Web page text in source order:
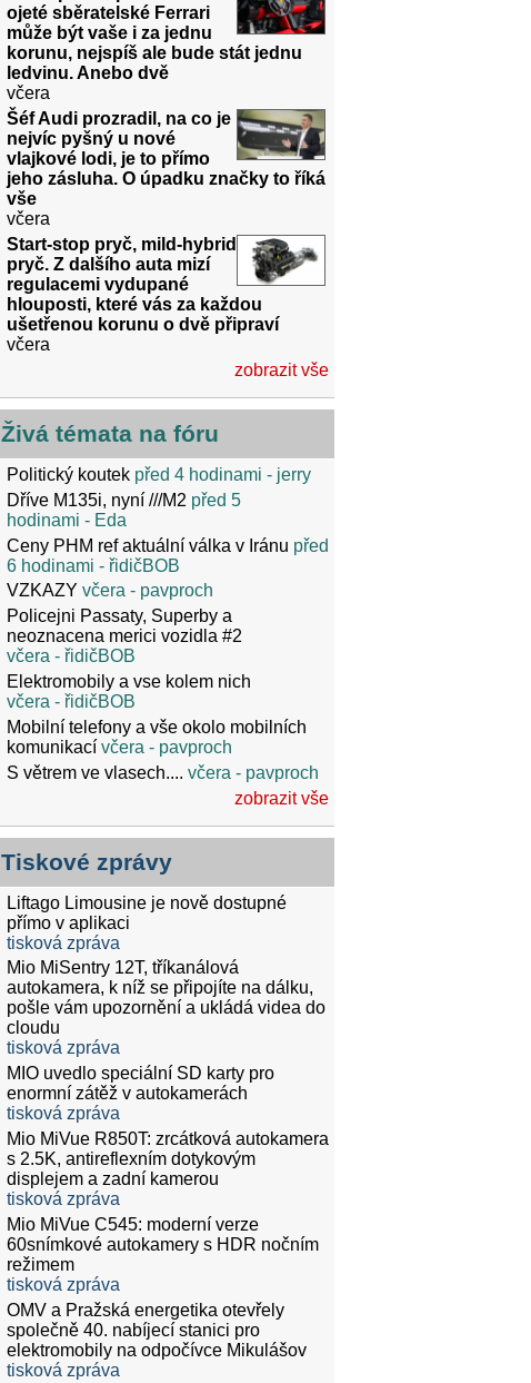
ojeté sběratelské Ferrari
může být vaše i za jednu
korunu, nejspíš ale bude stát jednu
ledvinu. Anebo dvě
včera
Šéf Audi prozradil, na co je
nejvíc pyšný u nové
vlajkové lodi, je to přímo
jeho zásluha. O úpadku značky to říká
vše
včera
Start-stop pryč, mild-hybrid
pryč. Z dalšího auta mizí
regulacemi vydupané
hlouposti, které vás za každou
ušetřenou korunu o dvě připraví
včera
zobrazit vše
Živá témata na fóru
Politický koutek před 4 hodinami - jerry
Dříve M135i, nyní ///M2 před 5
hodinami - Eda
Ceny PHM ref aktuální válka v Iránu před
6 hodinami - řidičBOB
VZKAZY včera - pavproch
Policejni Passaty, Superby a
neoznacena merici vozidla #2
včera - řidičBOB
Elektromobily a vse kolem nich
včera - řidičBOB
Mobilní telefony a vše okolo mobilních
komunikací včera - pavproch
S větrem ve vlasech.... včera - pavproch
zobrazit vše
Tiskové zprávy
Liftago Limousine je nově dostupné
přímo v aplikaci
tisková zpráva
Mio MiSentry 12T, tříkanálová
autokamera, k níž se připojíte na dálku,
pošle vám upozornění a ukládá videa do
cloudu
tisková zpráva
MIO uvedlo speciální SD karty pro
enormní zátěž v autokamerách
tisková zpráva
Mio MiVue R850T: zrcátková autokamera
s 2.5K, antireflexním dotykovým
displejem a zadní kamerou
tisková zpráva
Mio MiVue C545: moderní verze
60snímkové autokamery s HDR nočním
režimem
tisková zpráva
OMV a Pražská energetika otevřely
společně 40. nabíjecí stanici pro
elektromobily na odpočívce Mikulášov
tisková zpráva